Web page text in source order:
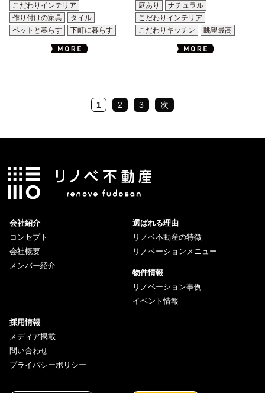
こだわりインテリア
作り付けの家具
タイル
ペットと暮らす
下町に暮らす
庭あり
ナチュラル
こだわりインテリア
こだわりキッチン
眺望最高
1 2 3 次
会社紹介
コンセプト
会社概要
メンバー紹介
選ばれる理由
リノベ不動産の特徴
リノベーションメニュー
物件情報
リノベーション事例
イベント情報
採用情報
メディア掲載
問い合わせ
プライバシーポリシー